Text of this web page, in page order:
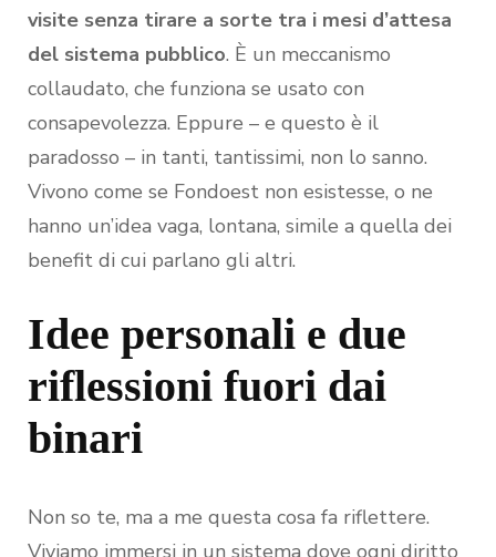
visite senza tirare a sorte tra i mesi d’attesa
del sistema pubblico. È un meccanismo
collaudato, che funziona se usato con
consapevolezza. Eppure – e questo è il
paradosso – in tanti, tantissimi, non lo sanno.
Vivono come se Fondoest non esistesse, o ne
hanno un’idea vaga, lontana, simile a quella dei
benefit di cui parlano gli altri.
Idee personali e due
riflessioni fuori dai
binari
Non so te, ma a me questa cosa fa riflettere.
Viviamo immersi in un sistema dove ogni diritto